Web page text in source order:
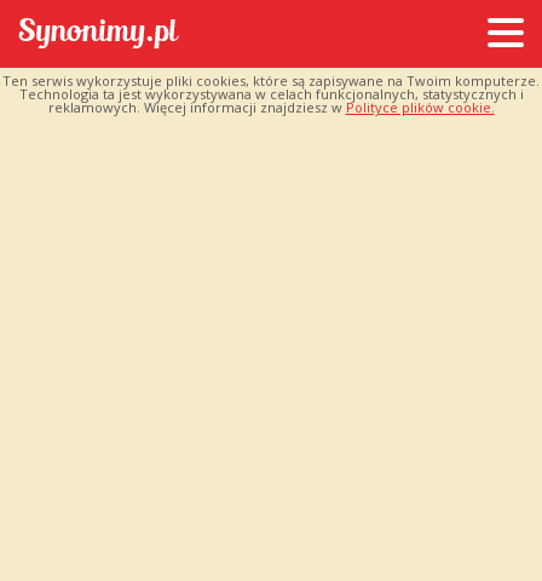
Ten serwis wykorzystuje pliki cookies, które są zapisywane na Twoim komputerze.
Technologia ta jest wykorzystywana w celach funkcjonalnych, statystycznych i
reklamowych. Więcej informacji znajdziesz w Polityce plików cookie.